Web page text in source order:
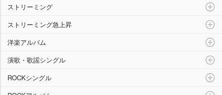
ストリーミング
ストリーミング急上昇
洋楽アルバム
演歌・歌謡シングル
ROCKシングル